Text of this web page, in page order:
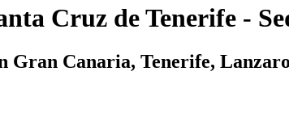
Cruz de Tenerife -
Gran Canaria, Tenerife,